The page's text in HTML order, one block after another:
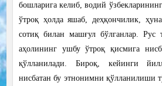
бошларига келиб, водий
ўтроқ ҳолда яшаб, деҳқончилик,
сотиқ билан машғул бўлганлар. Рус
аҳолининг ушбу ўтроқ қисмига
қўлланилади. Бироқ, кейинги
нисбатан бу этнонимни қўлланилиши